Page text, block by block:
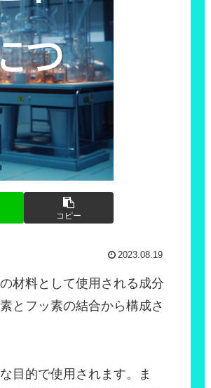
コピー
2023.08.19
材料として使用される成分
とフッ素の結合から構成さ
目的で使用されます。ま